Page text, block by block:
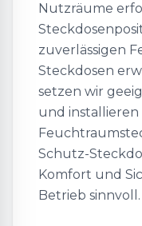
Nutzräume
zuverlässigen
Steckdosen
setzen wir
und installieren
Schutz-
Komfort und
Betrieb sinnvoll.